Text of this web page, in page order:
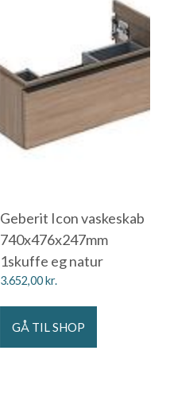
Geberit Icon vaskeskab
740x476x247mm
1skuffe eg natur
3.652,00kr.
GÅ TIL SHOP